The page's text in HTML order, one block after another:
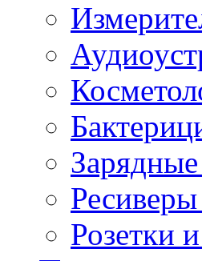
Розетки